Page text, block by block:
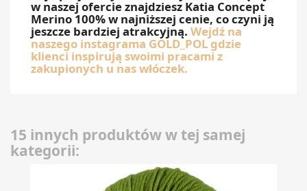
w naszej ofercie znajdziesz Katia Concept
Merino 100% w najniższej cenie, co czyni ją
jeszcze bardziej atrakcyjną. Wejdź na
naszego instagrama GOLD_POL gdzie
klienci inspirują swoimi pracami z
zakupionych u nas włóczek.
15 innych produktów w tej samej
kategorii: